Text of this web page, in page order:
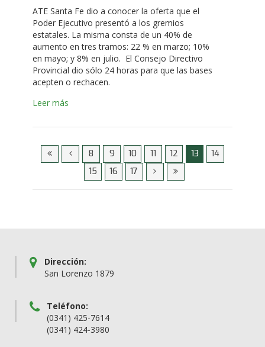
ATE Santa Fe dio a conocer la oferta que el
Poder Ejecutivo presentó a los gremios
estatales. La misma consta de un 40% de
aumento en tres tramos: 22 % en marzo; 10%
en mayo; y 8% en julio. El Consejo Directivo
Provincial dio sólo 24 horas para que las bases
acepten o rechacen.
Leer más
8 9 10 11 12 13
14
15
16 17
Dirección:
San Lorenzo 1879
Teléfono:
(0341) 425-7614
(0341) 424-3980